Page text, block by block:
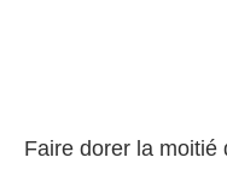
Faire dorer la moitié